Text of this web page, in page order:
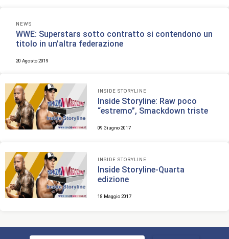
NEWS
WWE: Superstars sotto contratto si contendono un
titolo in un’altra federazione
20 Agosto 2019
INSIDE STORYLINE
Inside Storyline: Raw poco
“estremo”, Smackdown triste
09 Giugno 2017
INSIDE STORYLINE
Inside Storyline-Quarta
edizione
18 Maggio 2017